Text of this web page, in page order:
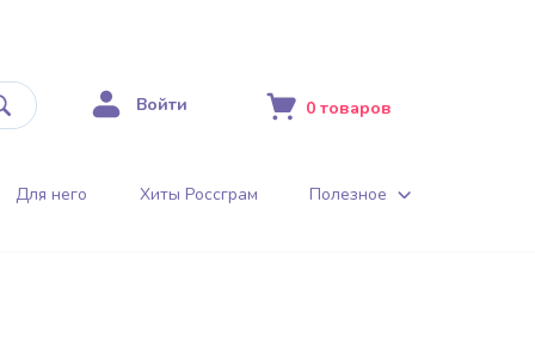
Войти 0 товаров
Для него Хиты Россграм Полезное